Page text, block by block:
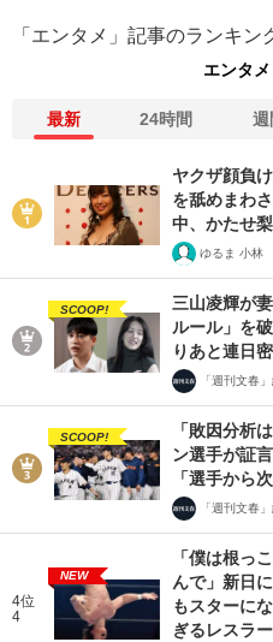
「エンタメ」記事のランキン
エンタメ
最新 24時間 週
ヤクザ顔負
を舐めまわ
中、かたせ
ゆるま 小林
SCOOP!
三山凌輝が
ルール」を
りあと連日
「週刊文春
SCOOP!
「敗因分析
ン選手が証
「選手から
「週刊文春
4位
4
NEW
「僕は根っ
んで」新日
もスターに
ぎるレスラー